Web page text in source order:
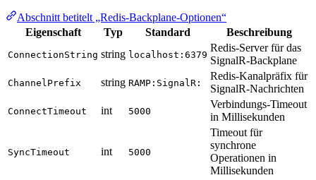
Abschnitt betitelt „Redis-Backplane-Optionen“
Eigenschaft
Typ Standard Beschreibung
ConnectionString string localhost:6379
Redis-Server für das
SignalR-Backplane
ChannelPrefix string RAMP:SignalR:
Redis-Kanalpräfix für
SignalR-Nachrichten
ConnectTimeout int 5000
Verbindungs-Timeout
in Millisekunden
SyncTimeout int 5000
Timeout für
synchrone
Operationen in
Millisekunden